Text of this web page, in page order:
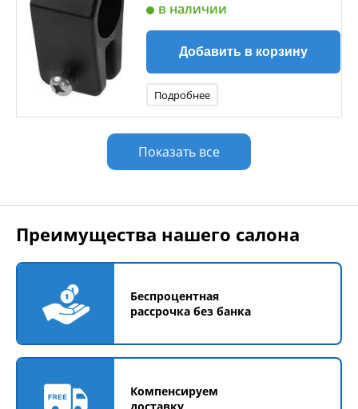
в наличии
Добавить в корзину
Подробнее
Показать все
Преимущества нашего салона
Беспроцентная
рассрочка без банка
Компенсируем